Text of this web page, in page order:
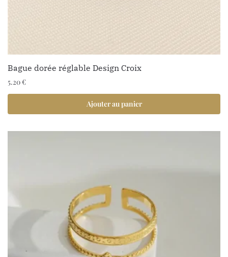
Bague dorée réglable Design Croix
5.20€
Ajouter au panier